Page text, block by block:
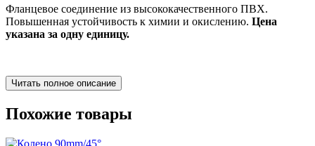
Фланцевое соединение из высококачественного ПВХ.
Повышенная устойчивость к химии и окислению. Цена
указана за одну единицу.
Читать полное описание
Похожие товары